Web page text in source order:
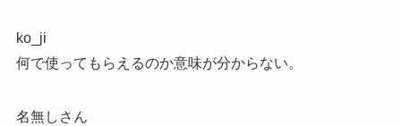
ko_ji
何で使ってもらえるのか意味が分からない。
名無しさん